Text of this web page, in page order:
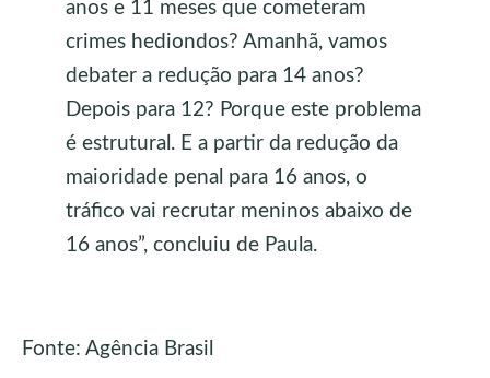
anos e 11 meses que cometeram
crimes hediondos? Amanhã, vamos
debater a redução para 14 anos?
Depois para 12? Porque este problema
é estrutural. E a partir da redução da
maioridade penal para 16 anos, o
tráfico vai recrutar meninos abaixo de
16 anos”, concluiu de Paula.
Fonte: Agência Brasil